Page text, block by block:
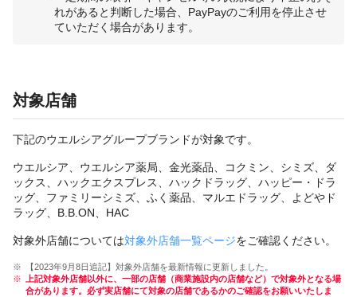
れがあると判断した場合、PayPayのご利用を停止させ
ていただく場合があります。
対象店舗
下記のウエルシアグループブランドが対象です。
ウエルシア、ウエルシア薬局、金光薬品、コクミン、シミズ、ダ
ックス、ハックエクスプレス、ハックドラッグ、ハッピー・ドラ
ッグ、ファミリーシミズ、ふく薬品、マルエドラッグ、よどやド
ラッグ、B.B.ON、HAC
対象外店舗については対象外店舗一覧ページをご確認ください。
【2023年9月8日追記】対象外店舗を最新情報に更新しました。
上記対象外店舗以外に、一部の店舗（商業施設内の店舗など）で対象外となる場
合があります。必ず実店舗にて対象の店舗であるかのご確認をお願いいたしま